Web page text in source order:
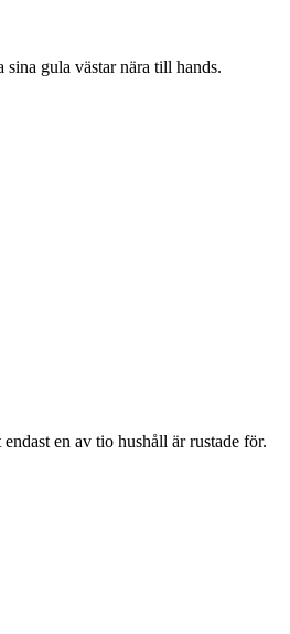
gula västar nära till hands.
en av tio hushåll är rustade för.